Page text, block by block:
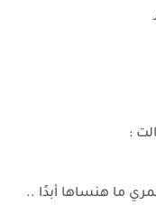
:
ما هنساها أبدًا ..